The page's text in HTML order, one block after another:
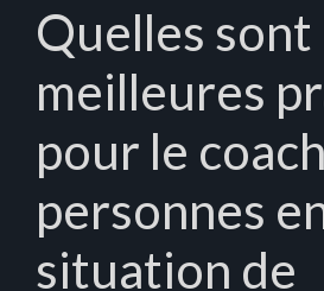
Quelles sont
meilleures
pour le
personnes
situation de